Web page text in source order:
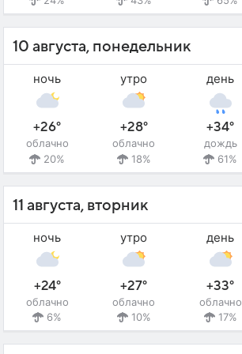
10 августа, понедельник
ночь
+26°
облачно
20%
утро
+28°
облачно
18%
день
+34°
дождь
61%
11 августа, вторник
ночь
+24°
облачно
6%
утро
+27°
облачно
10%
день
+33°
облачно
17%